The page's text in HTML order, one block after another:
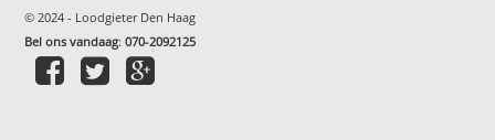
© 2024 - Loodgieter Den Haag
Bel ons vandaag:070-2092125